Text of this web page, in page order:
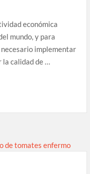
económica
mundo, y para
implementar
la calidad de …